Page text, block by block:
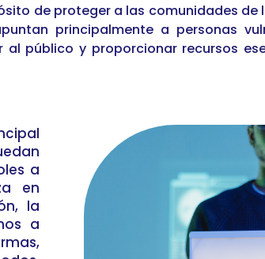
de proteger a las comunidades de
principalmente a personas
público y proporcionar recursos
a
en
la
a